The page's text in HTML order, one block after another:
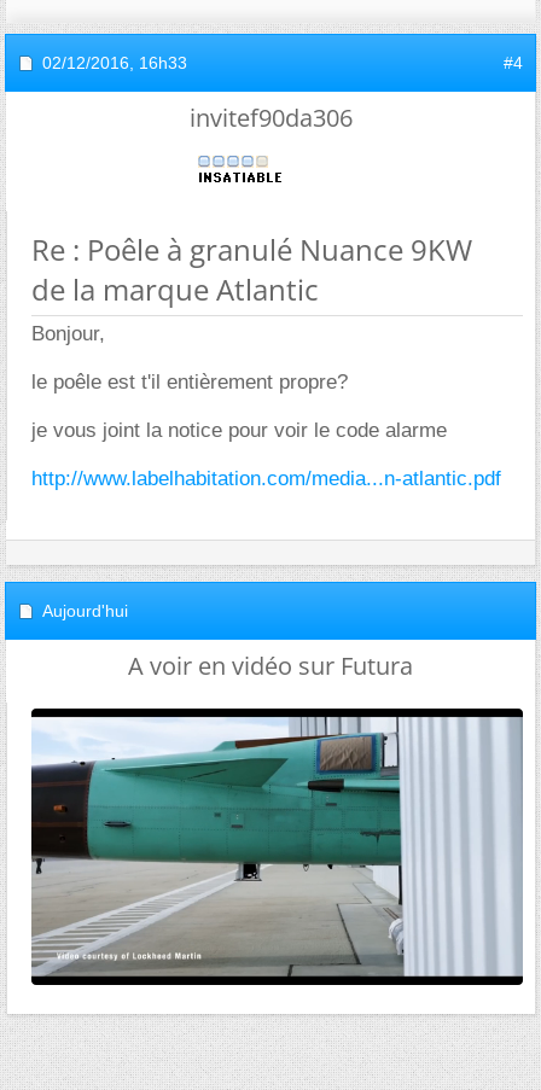
02/12/2016, 16h33 #4
invitef90da306
Re : Poêle à granulé Nuance 9KW
de la marque Atlantic
Bonjour,
le poêle est t'il entièrement propre?
je vous joint la notice pour voir le code alarme
http://www.labelhabitation.com/media...n-atlantic.pdf
Aujourd'hui
A voir en vidéo sur Futura